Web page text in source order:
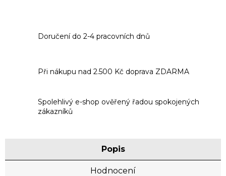
Doručení do 2-4 pracovních dnů
Při nákupu nad 2.500 Kč doprava ZDARMA
Spolehlivý e-shop ověřený řadou spokojených
zákazníků
Popis
Hodnocení